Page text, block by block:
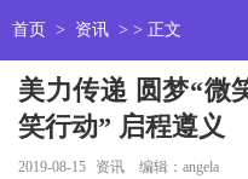
首页 > 资讯 > > 正文
美力传递 圆梦“微
笑行动” 启程遵义
2019-08-15 资讯 编辑：angela